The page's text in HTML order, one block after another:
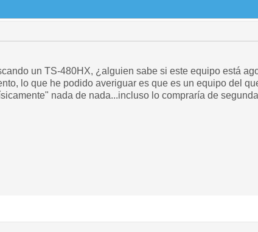
un TS-480HX, ¿alguien sabe si este equipo está
lo que he podido averiguar es que es un equipo del
nada de nada...incluso lo compraría de